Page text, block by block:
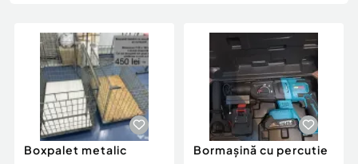
Animale de companie
Afaceri și echipamente profesionale
Inchiriere Bunuri si Vehicule
Piese auto si accesorii
Dacia Duster
Boxpalet metalic Bormașină cu percutie